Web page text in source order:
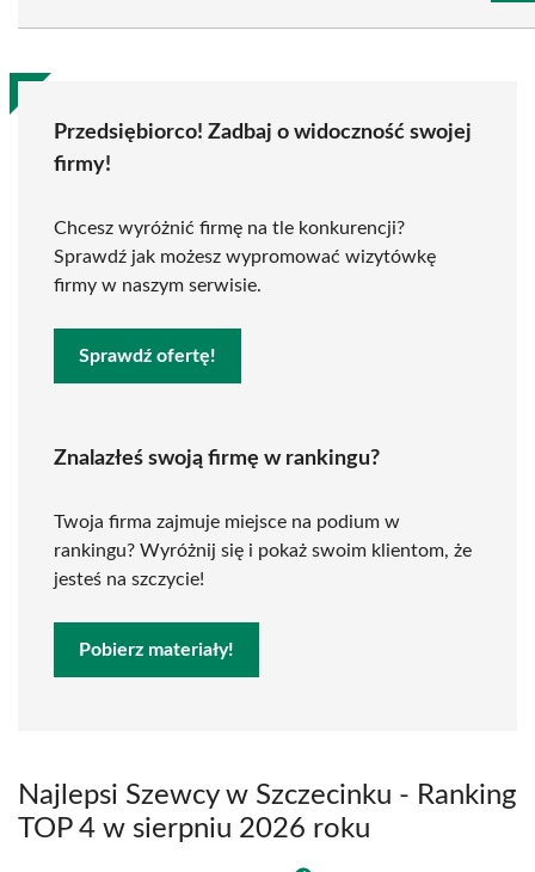
Przedsiębiorco! Zadbaj o widoczność swojej
firmy!
Chcesz wyróżnić firmę na tle konkurencji?
Sprawdź jak możesz wypromować wizytówkę
firmy w naszym serwisie.
Sprawdź ofertę!
Znalazłeś swoją firmę w rankingu?
Twoja firma zajmuje miejsce na podium w
rankingu? Wyróżnij się i pokaż swoim klientom, że
jesteś na szczycie!
Pobierz materiały!
Najlepsi Szewcy w Szczecinku - Ranking
TOP 4 w sierpniu 2026 roku